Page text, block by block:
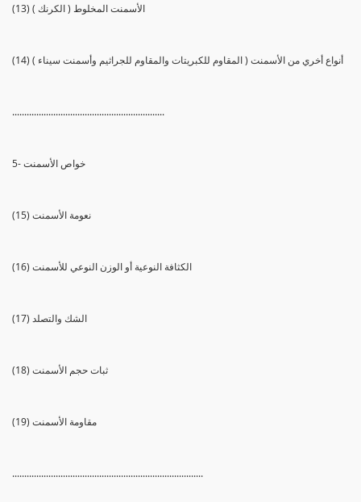
(13) الأسمنت المخلوط ( الكرنك )
(14) أنواع أخري من الأسمنت ( المقاوم للكبريتات والمقاوم للجراثيم وأسمنت سيناء )
...............................................................
5- خواص الأسمنت
(15) نعومة الأسمنت
(16) الكثافة النوعية أو الوزن النوعي للأسمنت
(17) الشك والتصلد
(18) ثبات حجم الأسمنت
(19) مقاومة الأسمنت
...............................................................................